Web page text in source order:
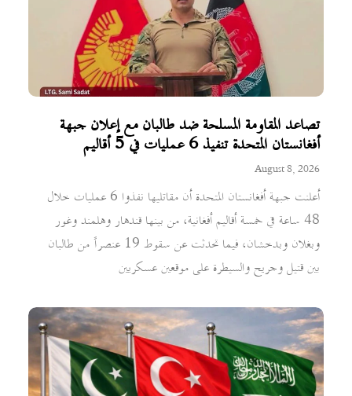
تصاعد المقاومة المسلحة ضد طالبان مع إعلان جبهة
أفغانستان المتحدة تنفيذ 6 عمليات في 5 أقاليم
August 8, 2026
أعلنت جبهة أفغانستان المتحدة أن مقاتليها نفذوا 6 عمليات خلال
48 ساعة في خمسة أقاليم أفغانية، من بينها قندهار وهلمند وغور
وبغلان وبدخشان، فيما تحدثت عن سقوط 19 عنصراً من طالبان
بين قتيل وجريح والسيطرة على موقعين عسكريين